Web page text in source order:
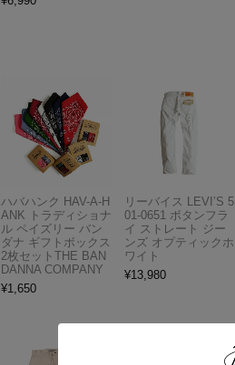
ハバハンク HAV-A-H
ANK トラディショナ
ル ペイズリー バン
ダナ ギフトボックス
2枚セットTHE BAN
DANNA COMPANY
¥1,650
リーバイス LEVI’S 5
01-0651 ボタンフラ
イ ストレート ジー
ンズ オプティックホ
ワイト
¥13,980